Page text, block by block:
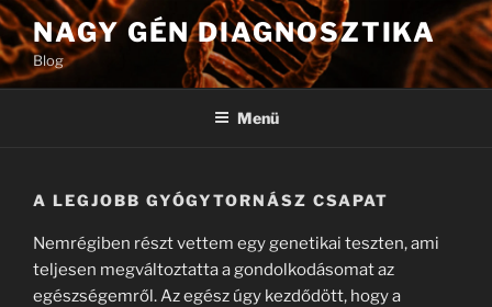
Tartalomhoz
NAGY GÉN DIAGNOSZTIKA
Blog
Menü
A LEGJOBB GYÓGYTORNÁSZ CSAPAT
Nemrégiben részt vettem egy genetikai teszten, ami
teljesen megváltoztatta a gondolkodásomat az
egészségemről. Az egész úgy kezdődött, hogy a